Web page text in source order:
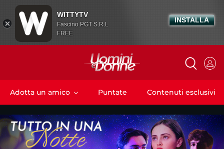
Adotta un amico Puntate Contenuti esclusivi
WITTYTV
Fascino PGT S.R.L
FREE
INSTALLA